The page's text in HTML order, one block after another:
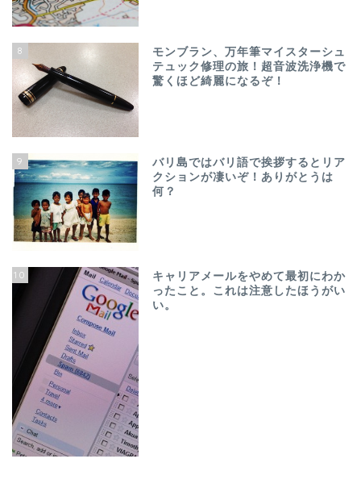
8
モンブラン、万年筆マイスターシュ
テュック修理の旅！超音波洗浄機で
驚くほど綺麗になるぞ！
9
バリ島ではバリ語で挨拶するとリア
クションが凄いぞ！ありがとうは
何？
10
キャリアメールをやめて最初にわか
ったこと。これは注意したほうがい
い。